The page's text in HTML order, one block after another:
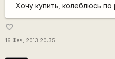
Хочу купить, колеблюсь по
favorite_border
16 Фев, 2013 20:35